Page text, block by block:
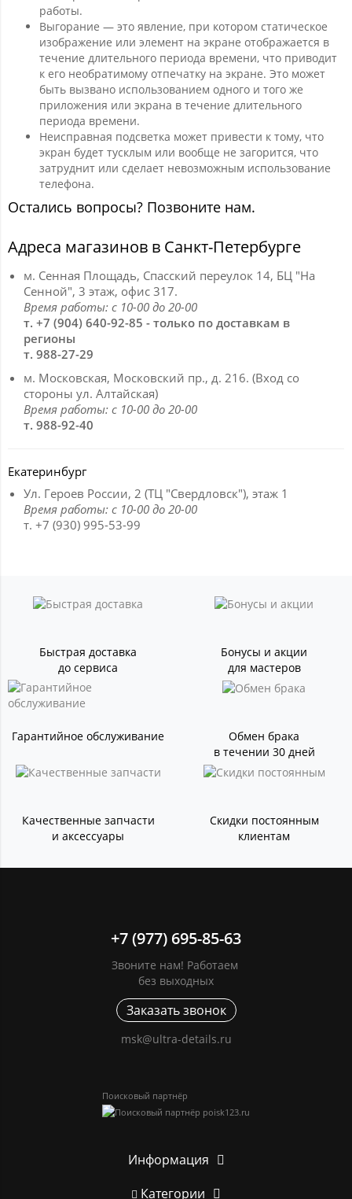
работы.
Выгорание — это явление, при котором статическое
изображение или элемент на экране отображается в
течение длительного периода времени, что приводит
к его необратимому отпечатку на экране. Это может
быть вызвано использованием одного и того же
приложения или экрана в течение длительного
периода времени.
Неисправная подсветка может привести к тому, что
экран будет тусклым или вообще не загорится, что
затруднит или сделает невозможным использование
телефона.
Остались вопросы? Позвоните нам.
Адреса магазинов в Санкт-Петербурге
м. Сенная Площадь, Спасский переулок 14, БЦ "На
Сенной", 3 этаж, офис 317.
Время работы: с 10-00 до 20-00
т. +7 (904) 640-92-85 - только по доставкам в
регионы
т. 988-27-29
м. Московская, Московский пр., д. 216. (Вход со
стороны ул. Алтайская)
Время работы: с 10-00 до 20-00
т. 988-92-40
Екатеринбург
Ул. Героев России, 2 (ТЦ "Свердловск"), этаж 1
Время работы: с 10-00 до 20-00
т. +7 (930) 995-53-99
Быстрая доставка
до сервиса
Бонусы и акции
для мастеров
Гарантийное обслуживание
Обмен брака
в течении 30 дней
Качественные запчасти
и аксессуары
Скидки постоянным
клиентам
+7 (977) 695-85-63
Звоните нам! Работаем
без выходных
Заказать звонок
msk@ultra-details.ru
Поисковый партнёр
Информация
Категории